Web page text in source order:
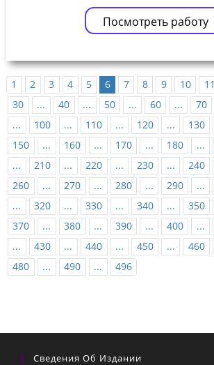
Посмотреть работу
1 2 3 4 5 6 7 8 9 10 11
30
... 40 ... 50 ... 60 ... 70
...
100 ... 110 ... 120 ... 130
150
... 160 ... 170 ... 180 ...
...
210 ... 220 ... 230 ... 240
260
... 270 ... 280 ... 290 ...
...
320 ... 330 ... 340 ... 350
370
... 380 ... 390 ... 400 ...
...
430 ... 440 ... 450 ... 460
480
... 490 ... 496
Сведения Об Издании